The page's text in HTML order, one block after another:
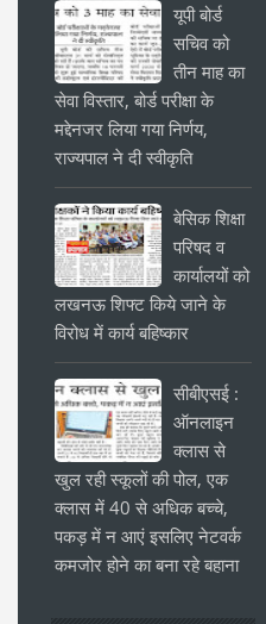
यूपी बोर्ड
सचिव को
तीन माह का
सेवा विस्तार, बोर्ड परीक्षा के
मद्देनजर लिया गया निर्णय,
राज्यपाल ने दी स्वीकृति
बेसिक शिक्षा
परिषद व
कार्यालयों को
लखनऊ शिफ्ट किये जाने के
विरोध में कार्य बहिष्कार
सीबीएसई :
ऑनलाइन
क्लास से
खुल रही स्कूलों की पोल, एक
क्लास में 40 से अधिक बच्चे,
पकड़ में न आएं इसलिए नेटवर्क
कमजोर होने का बना रहे बहाना